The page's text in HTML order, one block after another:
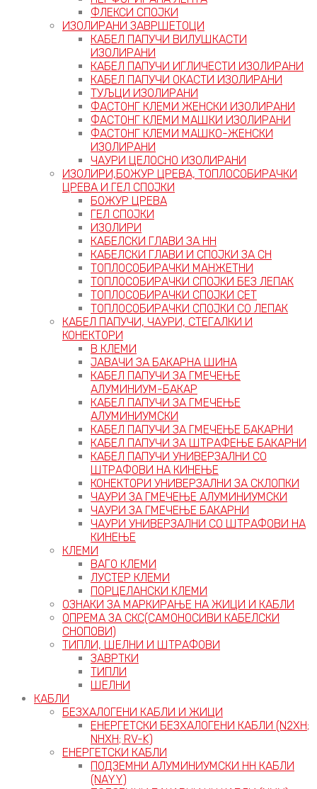
ФЛЕКСИ СПОЈКИ
ИЗОЛИРАНИ ЗАВРШЕТОЦИ
КАБЕЛ ПАПУЧИ ВИЛУШКАСТИ
ИЗОЛИРАНИ
КАБЕЛ ПАПУЧИ ИГЛИЧЕСТИ ИЗОЛИРАНИ
КАБЕЛ ПАПУЧИ ОКАСТИ ИЗОЛИРАНИ
ТУЉЦИ ИЗОЛИРАНИ
ФАСТОНГ КЛЕМИ ЖЕНСКИ ИЗОЛИРАНИ
ФАСТОНГ КЛЕМИ МАШКИ ИЗОЛИРАНИ
ФАСТОНГ КЛЕМИ МАШКO-ЖЕНСКИ
ИЗОЛИРАНИ
ЧАУРИ ЦЕЛОСНО ИЗОЛИРАНИ
ИЗОЛИРИ,БОЖУР ЦРЕВА, ТОПЛОСОБИРАЧКИ
ЦРЕВА И ГЕЛ СПОЈКИ
БОЖУР ЦРЕВА
ГЕЛ СПОЈКИ
ИЗОЛИРИ
КАБЕЛСКИ ГЛАВИ ЗА НН
КАБЕЛСКИ ГЛАВИ И СПОЈКИ ЗА СН
ТОПЛОСОБИРАЧКИ МАНЖЕТНИ
ТОПЛОСОБИРАЧКИ СПОЈКИ БЕЗ ЛЕПАК
ТОПЛОСОБИРАЧКИ СПОЈКИ СЕТ
ТОПЛОСОБИРАЧКИ СПОЈКИ СО ЛЕПАК
КАБЕЛ ПАПУЧИ, ЧАУРИ, СТЕГАЛКИ И
КОНЕКТОРИ
В КЛЕМИ
ЈАВАЧИ ЗА БАКАРНА ШИНА
КАБЕЛ ПАПУЧИ ЗА ГМЕЧЕЊЕ
АЛУМИНИУМ-БАКАР
КАБЕЛ ПАПУЧИ ЗА ГМЕЧЕЊЕ
АЛУМИНИУМСКИ
КАБЕЛ ПАПУЧИ ЗА ГМЕЧЕЊЕ БАКАРНИ
КАБЕЛ ПАПУЧИ ЗА ШТРАФЕЊЕ БАКАРНИ
КАБЕЛ ПАПУЧИ УНИВЕРЗАЛНИ СО
ШТРАФОВИ НА КИНЕЊЕ
КОНЕКТОРИ УНИВЕРЗАЛНИ ЗА СКЛОПКИ
ЧАУРИ ЗА ГМЕЧЕЊЕ АЛУМИНИУМСКИ
ЧАУРИ ЗА ГМЕЧЕЊЕ БАКАРНИ
ЧАУРИ УНИВЕРЗАЛНИ СО ШТРАФОВИ НА
КИНЕЊЕ
КЛЕМИ
ВАГО КЛЕМИ
ЛУСТЕР КЛЕМИ
ПОРЦЕЛАНСКИ КЛЕМИ
ОЗНАКИ ЗА МАРКИРАЊЕ НА ЖИЦИ И КАБЛИ
ОПРЕМА ЗА СКС(САМОНОСИВИ КАБЕЛСКИ
СНОПОВИ)
ТИПЛИ, ШЕЛНИ И ШТРАФОВИ
ЗАВРТКИ
ТИПЛИ
ШЕЛНИ
КАБЛИ
БЕЗХАЛОГЕНИ КАБЛИ И ЖИЦИ
ЕНЕРГЕТСКИ БЕЗХАЛОГЕНИ КАБЛИ (N2XH;
NHXH; RV-K)
ЕНЕРГЕТСКИ КАБЛИ
ПОДЗЕМНИ АЛУМИНИУМСКИ НН КАБЛИ
(NAYY)